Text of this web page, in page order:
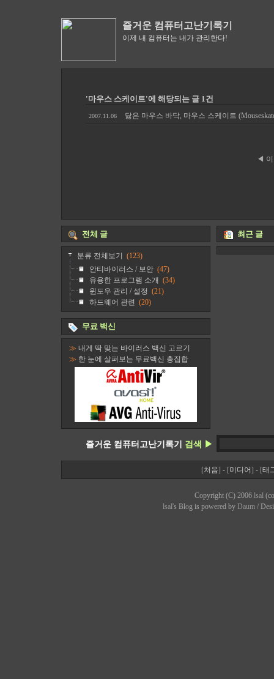
즐거운 컴퓨터고난기록기
이제 내 컴퓨터는 내가 관리한다!
'마우스 스케이트'에 해당되는 글 1건
2007.11.06 닳은 마우스 바닥, 마우스 스케이트
◀
전체 글
분류 전체보기
(123)
안티바이러스 / 보안 (47)
유용한 프로그램 소개 (34)
윈도우 관리 / 설정 (21)
하드웨어 관련 (20)
무료 백신
≫ 내게 딱 맞는 바이러스 백신 고르기
≫ 한 눈에 살펴보는 무료백신 총집합
최근 글
즐거운 컴퓨터고난기록기 검색 ▶
[처음] - [미디어] - [태
Copyright (C) 2006 lsal
lsal's Blog is powered by Daum/